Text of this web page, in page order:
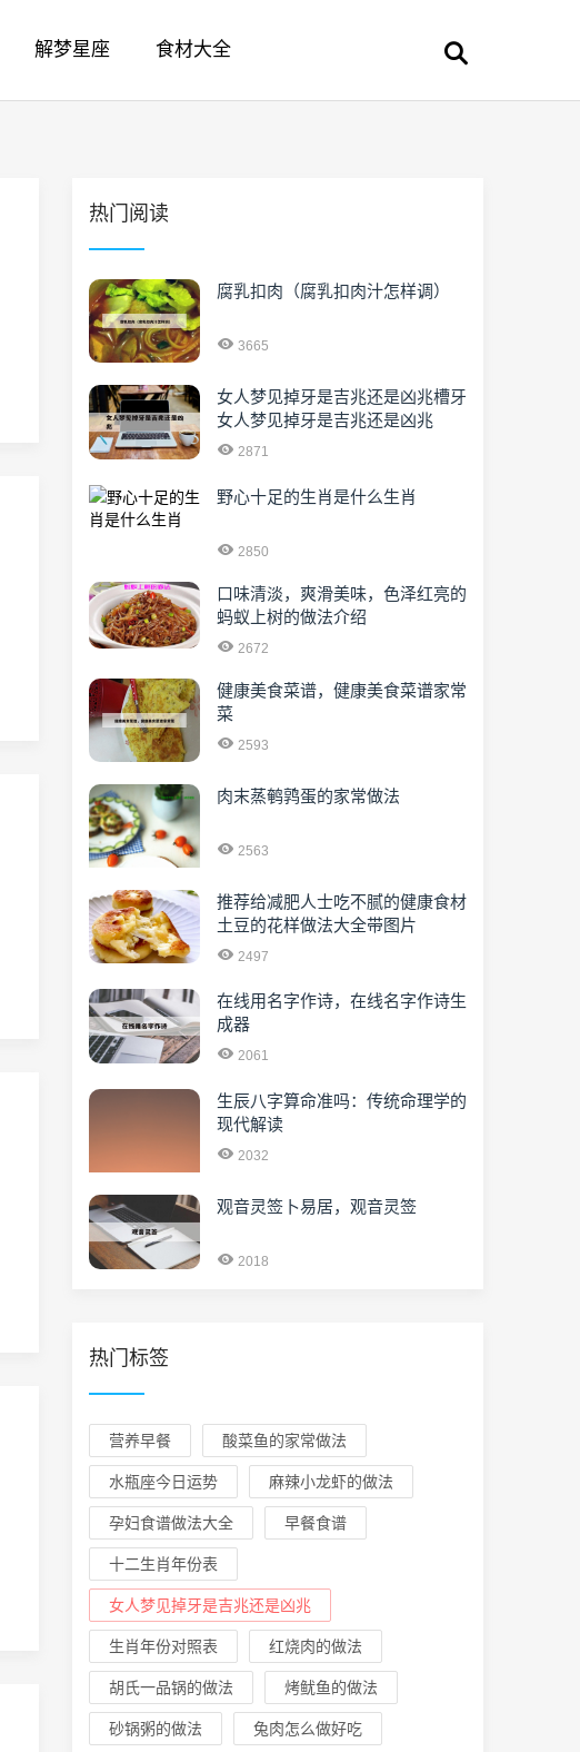
解梦星座 食材大全
热门阅读
腐乳扣肉（腐乳扣肉汁怎样调）
3665
女人梦见掉牙是吉兆还是凶兆槽牙
女人梦见掉牙是吉兆还是凶兆
2871
野心十足的生肖是什么生肖
2850
口味清淡，爽滑美味，色泽红亮的
蚂蚁上树的做法介绍
2672
健康美食菜谱，健康美食菜谱家常
菜
2593
肉末蒸鹌鹑蛋的家常做法
2563
推荐给减肥人士吃不腻的健康食材
土豆的花样做法大全带图片
2497
在线用名字作诗，在线名字作诗生
成器
2061
生辰八字算命准吗：传统命理学的
现代解读
2032
观音灵签卜易居，观音灵签
2018
热门标签
营养早餐 酸菜鱼的家常做法
水瓶座今日运势 麻辣小龙虾的做法
孕妇食谱做法大全 早餐食谱
十二生肖年份表
女人梦见掉牙是吉兆还是凶兆
生肖年份对照表 红烧肉的做法
胡氏一品锅的做法 烤鱿鱼的做法
砂锅粥的做法 兔肉怎么做好吃